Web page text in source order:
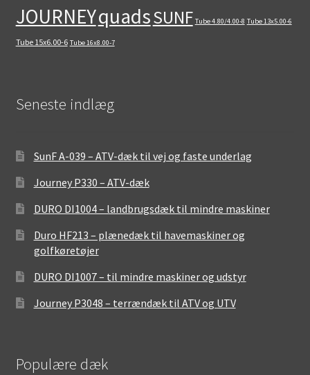
JOURNEYquadsSUNF Tube 4.80/4.00-8 Tube 13x5.00-6
Tube 15x6.00-6 Tube 16x8.00-7
Seneste indlæg
SunF A-039 – ATV-dæk til vej og faste underlag
Journey P330 – ATV-dæk
DURO DI1004 – landbrugsdæk til mindre maskiner
Duro HF213 – plænedæk til havemaskiner og
golfkøretøjer
DURO DI1007 – til mindre maskiner og udstyr
Journey P3048 – terrændæk til ATV og UTV
Populære dæk